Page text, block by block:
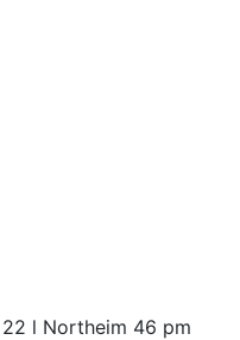
22 l Northeim 46 pm